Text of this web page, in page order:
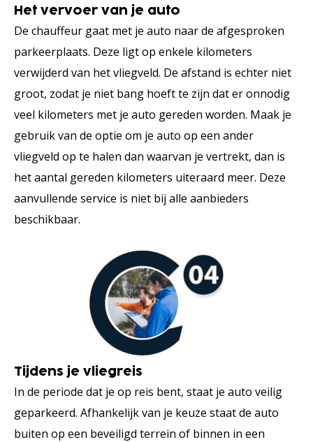
Het vervoer van je auto
De chauffeur gaat met je auto naar de afgesproken
parkeerplaats. Deze ligt op enkele kilometers
verwijderd van het vliegveld. De afstand is echter niet
groot, zodat je niet bang hoeft te zijn dat er onnodig
veel kilometers met je auto gereden worden. Maak je
gebruik van de optie om je auto op een ander
vliegveld op te halen dan waarvan je vertrekt, dan is
het aantal gereden kilometers uiteraard meer. Deze
aanvullende service is niet bij alle aanbieders
beschikbaar.
Tijdens je vliegreis
In de periode dat je op reis bent, staat je auto veilig
geparkeerd. Afhankelijk van je keuze staat de auto
buiten op een beveiligd terrein of binnen in een